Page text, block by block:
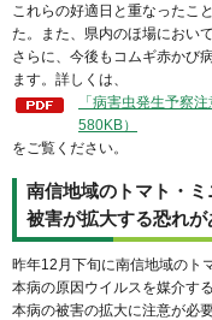
これらの好適日と重なったこ
た。また、県内のほ場におい
さらに、今後もコムギ赤かび
ます。詳しくは、
「病害虫発生予察
580KB）
をご覧ください。
南信地域のトマト・
被害が拡大する恐れが
昨年12月下旬に南信地域のト
本病の原因ウイルスを媒介す
本病の被害の拡大に注意が必